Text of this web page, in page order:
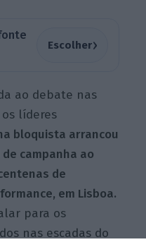
Escolher›
ao debate nas
líderes
bloquista arrancou
campanha ao
de
em Lisboa.
para os
nas escadas do